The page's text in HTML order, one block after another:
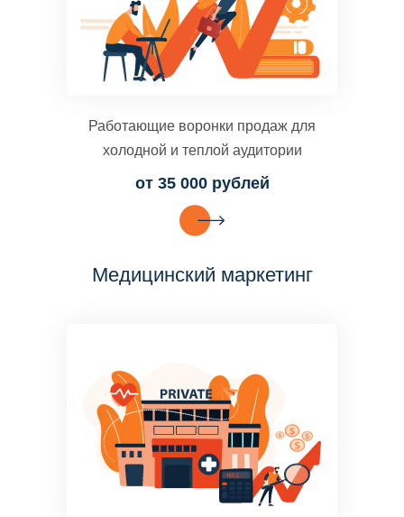
Работающие воронки продаж для
холодной и теплой аудитории
от 35 000 рублей
Медицинский маркетинг